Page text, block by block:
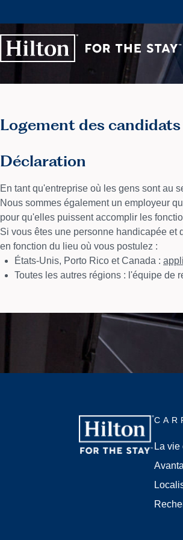
Logement des
Déclaration
En tant qu'entreprise où les gens sont au
Nous sommes également un employeur
pour qu'elles puissent accomplir les
Si vous êtes une personne handicapée
en fonction du lieu où vous postulez :
États-Unis, Porto Rico et Canada :
Toutes les autres régions : l'équipe de
La